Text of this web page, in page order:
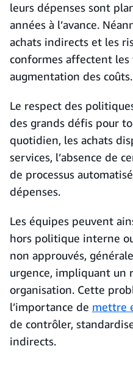
leurs dépenses sont
années à l’avance.
achats indirects et les
conformes affectent
augmentation des coûts.
Le respect des
des grands défis pour
quotidien, les achats
services, l’absence de
de processus
dépenses.
Les équipes peuvent
hors politique interne
non approuvés,
urgence, impliquant un
organisation. Cette
l’importance de mettre
de contrôler,
indirects.